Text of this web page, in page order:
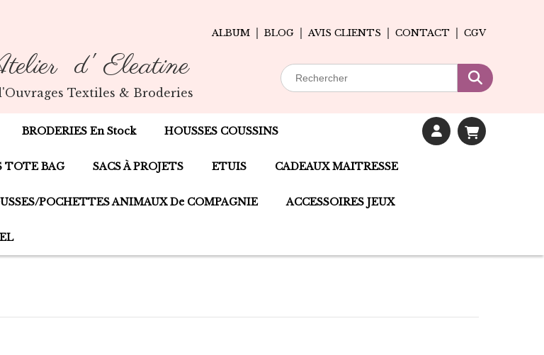
d' Eleatine
Textiles & Broderies
ALBUM BLOG AVIS CLIENTS CONTACT CGV
BRODERIES En Stock HOUSSES COUSSINS
TOTE BAG SACS À PROJETS ETUIS CADEAUX MAITRESSE
POCHETTES ANIMAUX De COMPAGNIE ACCESSOIRES JEUX